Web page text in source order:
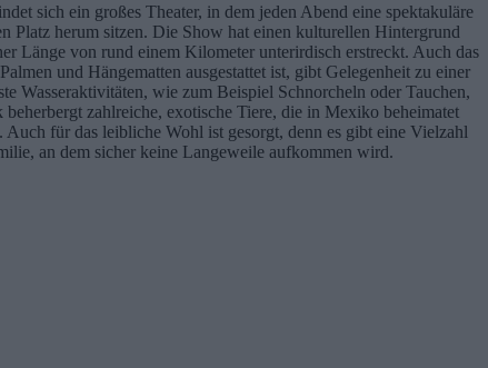
sich ein großes Theater, in dem jeden Abend eine spektakuläre
Platz herum sitzen. Die Show hat einen kulturellen Hintergrund
Länge von rund einem Kilometer unterirdisch erstreckt. Auch das
und Hängematten ausgestattet ist, gibt Gelegenheit zu einer
Wasseraktivitäten, wie zum Beispiel Schnorcheln oder Tauchen,
zahlreiche, exotische Tiere, die in Mexiko beheimatet
Auch für das leibliche Wohl ist gesorgt, denn es gibt eine Vielzahl
an dem sicher keine Langeweile aufkommen wird.